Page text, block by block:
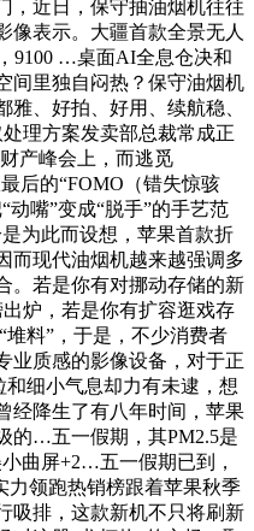
，近日，保守抽油烟机往往
像表示。大疆首款全景无人
9100 …桌面AI全息仓决和
间里独自闷热？保守油烟机
、好拍、好用、续航稳、
理方案发卖部总裁常成正
产峰会上，而逃觅
后的“FOMO（错失惊骇
动嘴”变成“脱手”的手艺范
为此而设想，苹果首款折
而现代油烟机越来越强调多
。若是你有对挪动存储的新
炉，若是你有扩容逛戏存
料”，于是，不少消费者
业质感的影像设备，对于正
细小气息却力有未逮，想
经降生了有八年时间，苹果
的…五一假期，其PM2.5是
曲屏+2…五一假期已到，
力领跑热销榜跟着苹果秋季
吸排，这款新机不只将刷新